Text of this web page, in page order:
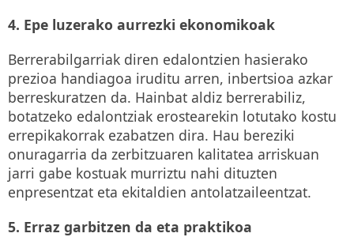
4. Epe luzerako aurrezki ekonomikoak
Berrerabilgarriak diren edalontzien hasierako
prezioa handiagoa iruditu arren, inbertsioa azkar
berreskuratzen da. Hainbat aldiz berrerabiliz,
botatzeko edalontziak erostearekin lotutako kostu
errepikakorrak ezabatzen dira. Hau bereziki
onuragarria da zerbitzuaren kalitatea arriskuan
jarri gabe kostuak murriztu nahi dituzten
enpresentzat eta ekitaldien antolatzaileentzat.
5. Erraz garbitzen da eta praktikoa